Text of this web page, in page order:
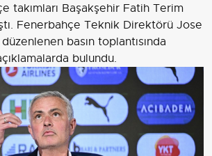
takımları Başakşehir Fatih Terim
Fenerbahçe Teknik Direktörü Jose
basın toplantısında
bulundu.